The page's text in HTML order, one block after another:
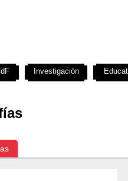
Investigación